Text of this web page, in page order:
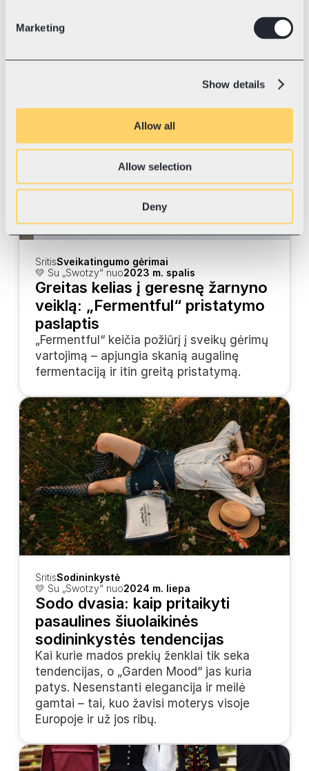
Marketing
Show details
Allow all
Allow selection
Deny
pasaulio rekordus, keičia rinką iš esmės ir
37 šalis.
SritisSveikatingumo gėrimai
💛 Su „Swotzy“ nuo2023 m. spalis
Greitas kelias į geresnę žarnyno
veiklą: „Fermentful“ pristatymo
paslaptis
„Fermentful“ keičia požiūrį į sveikų gėrimų
vartojimą – apjungia skanią augalinę
fermentaciją ir itin greitą pristatymą.
SritisSodininkystė
💛 Su „Swotzy“ nuo2024 m. liepa
Sodo dvasia: kaip pritaikyti
pasaulines šiuolaikinės
sodininkystės tendencijas
Kai kurie mados prekių ženklai tik seka
tendencijas, o „Garden Mood“ jas kuria
patys. Nesenstanti elegancija ir meilė
gamtai – tai, kuo žavisi moterys visoje
Europoje ir už jos ribų.